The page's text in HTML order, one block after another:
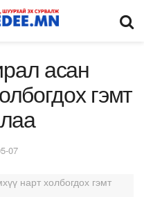
асан
гэмт
07